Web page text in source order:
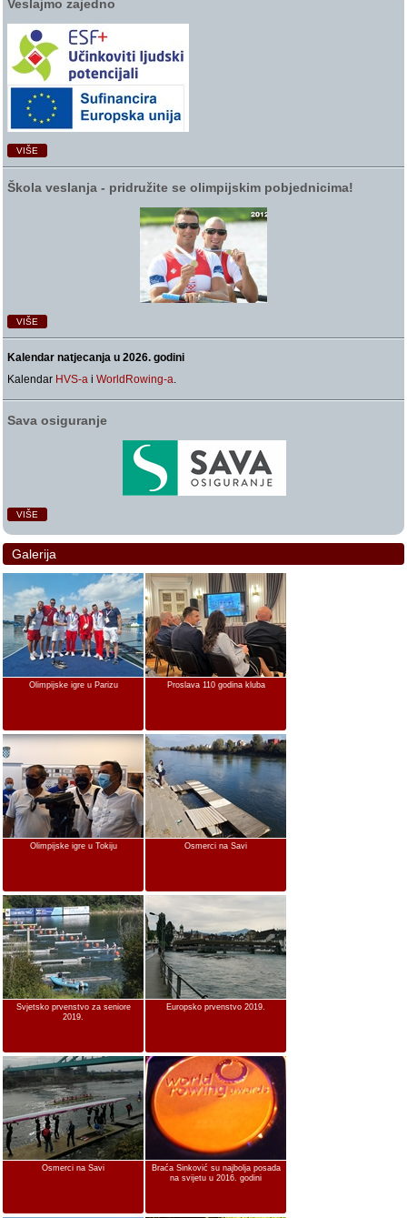
Veslajmo zajedno
VIŠE
Škola veslanja ‑ pridružite se olimpijskim pobjednicima!
VIŠE
Kalendar natjecanja u 2026. godini
Kalendar HVS-a iWorldRowing-a.
Sava osiguranje
VIŠE
Galerija
Olimpijske igre u Parizu Proslava 110 godina kluba
Olimpijske igre u Tokiju Osmerci na Savi
Svjetsko prvenstvo za seniore
2019.
Europsko prvenstvo 2019.
Osmerci na Savi
Braća Sinković su najbolja posada
na svijetu u 2016. godini